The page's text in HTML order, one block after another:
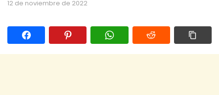
12 de noviembre de 2022